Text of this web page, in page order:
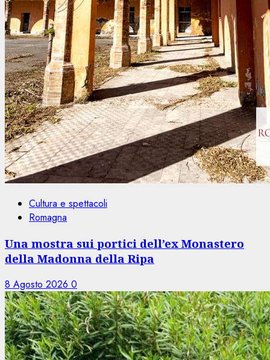
Cultura e spettacoli
Romagna
Una mostra sui portici dell’ex Monastero
della Madonna della Ripa
8 Agosto 2026 0